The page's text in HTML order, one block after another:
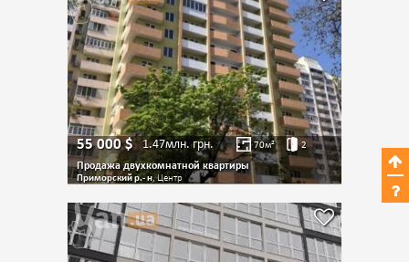
55 000$ 1.47млн.грн. 70м² 2
Продажа двухкомнатной квартиры
Приморский р.- н, Центр